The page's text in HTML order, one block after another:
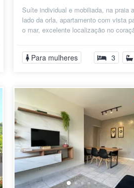
Suíte individual e mobiliada, na praia
lado da orla, apartamento com vista
o mar, excelente localização no
Para mulheres 3